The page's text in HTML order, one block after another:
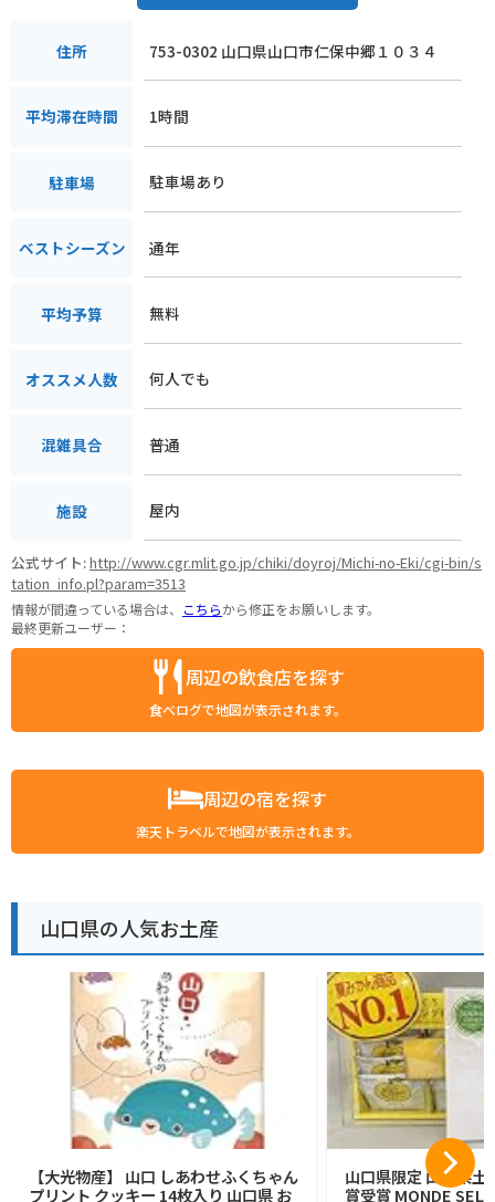
住所 753-0302 山口県山口市仁保中郷１０３４
平均滞在時間 1時間
駐車場 駐車場あり
ベストシーズン 通年
平均予算 無料
オススメ人数 何人でも
混雑具合 普通
施設 屋内
公式サイト:http://www.cgr.mlit.go.jp/chiki/doyroj/Michi-no-Eki/cgi-bin/s
tation_info.pl?param=3513
情報が間違っている場合は、 こちらから修正をお願いします。
最終更新ユーザー：
周辺の飲食店を探す
食べログで地図が表示されます。
周辺の宿を探す
楽天トラベルで地図が表示されます。
山口県の人気お土産
【大光物産】 山口 しあわせふくちゃん
プリント クッキー 14枚入り 山口県 お
山口県限定 山口県土
賞受賞 MONDE